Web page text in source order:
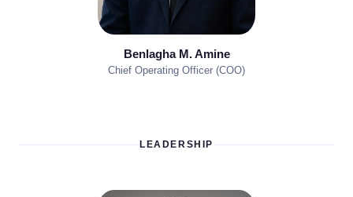
Benlagha M. Amine
Chief Operating Officer (COO)
LEADERSHIP